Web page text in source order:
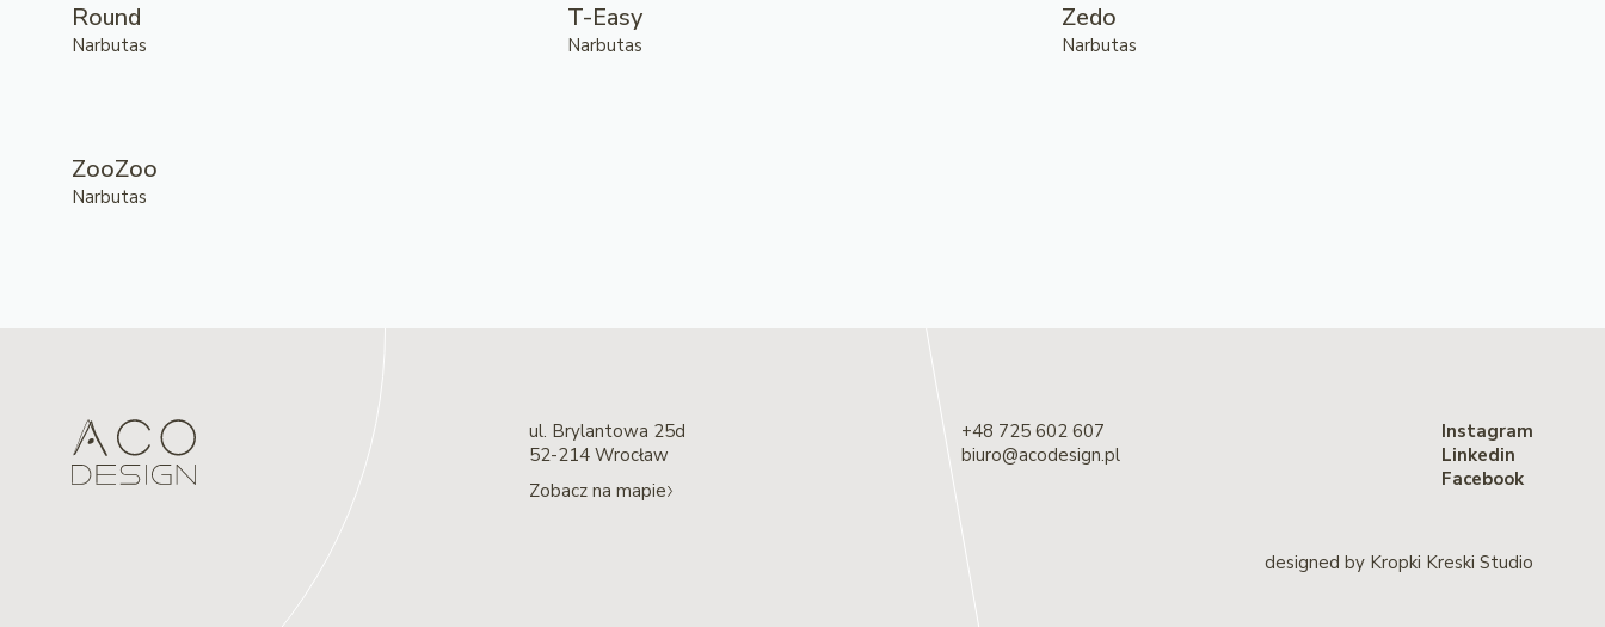
Round
Narbutas
T-Easy
Narbutas
Zedo
Narbutas
ZooZoo
Narbutas
ul. Brylantowa 25d
52-214 Wrocław
Zobacz na mapie
+48 725 602 607
biuro@acodesign.pl
Instagram
Linkedin
Facebook
designed by Kropki Kreski Studio